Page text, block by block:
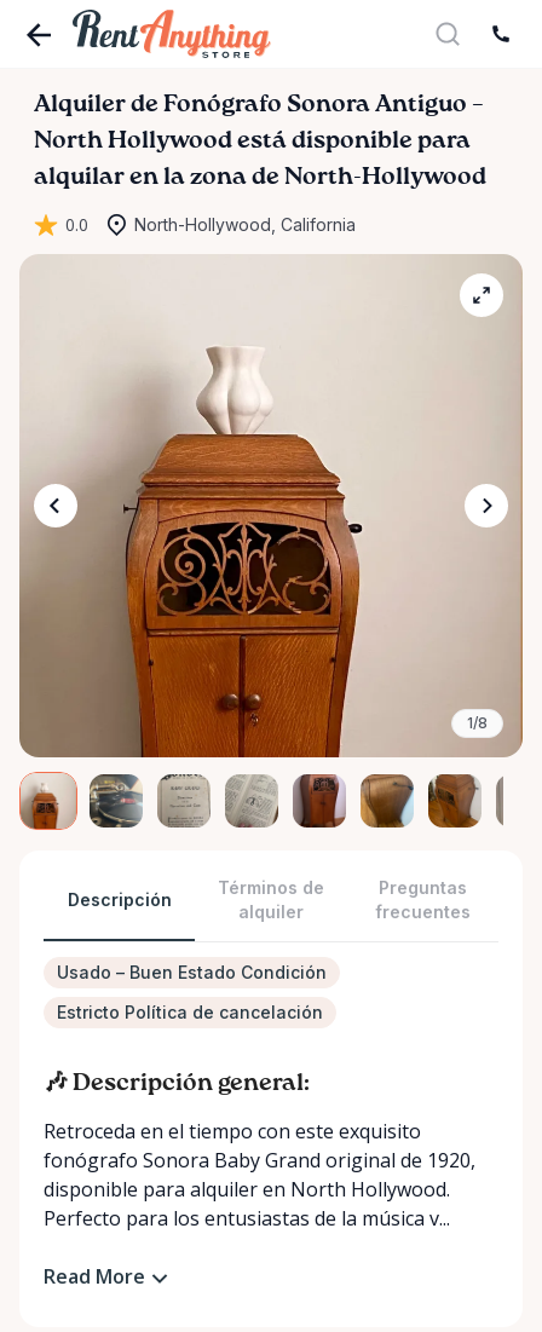
Alquiler de Fonógrafo Sonora Antiguo –
North Hollywood está disponible para
alquilar en la zona de North-Hollywood
0.0 North-Hollywood, California
1/8
Descripción
Términos de
alquiler
Preguntas
frecuentes
Usado – Buen Estado Condición
Estricto Política de cancelación
🎶 Descripción general:
Retroceda en el tiempo con este exquisito
fonógrafo Sonora Baby Grand original de 1920,
disponible para alquiler en North Hollywood.
Perfecto para los entusiastas de la música v...
Read More